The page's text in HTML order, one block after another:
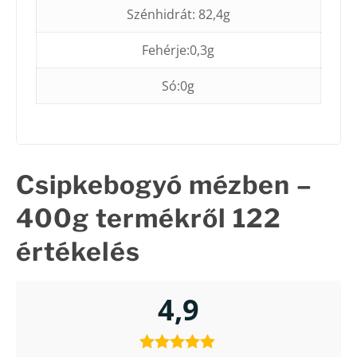
Szénhidrát: 82,4g
Fehérje:0,3g
Só:0g
Csipkebogyó mézben –
400g termékről 122
értékelés
4,9